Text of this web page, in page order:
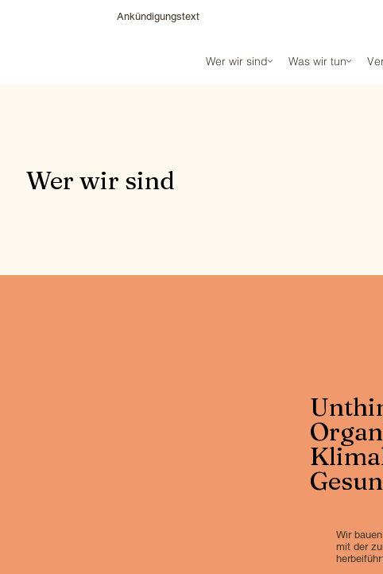
Ankündigungstext
Wer wir sind Was wir tun
Wer wir sind
Wir
mit der